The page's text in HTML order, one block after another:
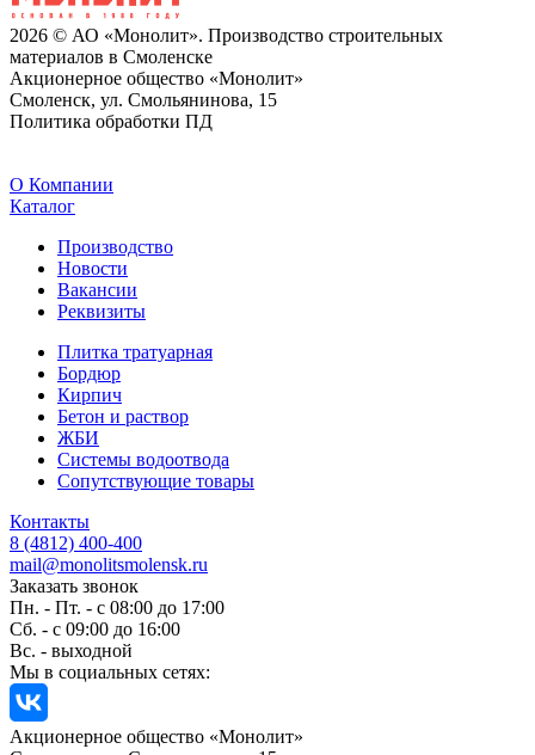
2026 © АО «Монолит». Производство строительных
материалов в Смоленске
Акционерное общество «Монолит»
Смоленск, ул. Смольянинова, 15
Политика обработки ПД
O Компании
Каталог
Производство
Новости
Вакансии
Реквизиты
Плитка тратуарная
Бордюр
Кирпич
Бетон и раствор
ЖБИ
Системы водоотвода
Сопутствующие товары
Контакты
8 (4812) 400-400
mail@monolitsmolensk.ru
Заказать звонок
Пн. - Пт. - с 08:00 до 17:00
Сб. - с 09:00 до 16:00
Вс. - выходной
Мы в социальных сетях:
Акционерное общество «Монолит»